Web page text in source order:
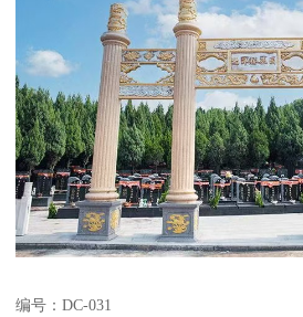
编号：DC-031